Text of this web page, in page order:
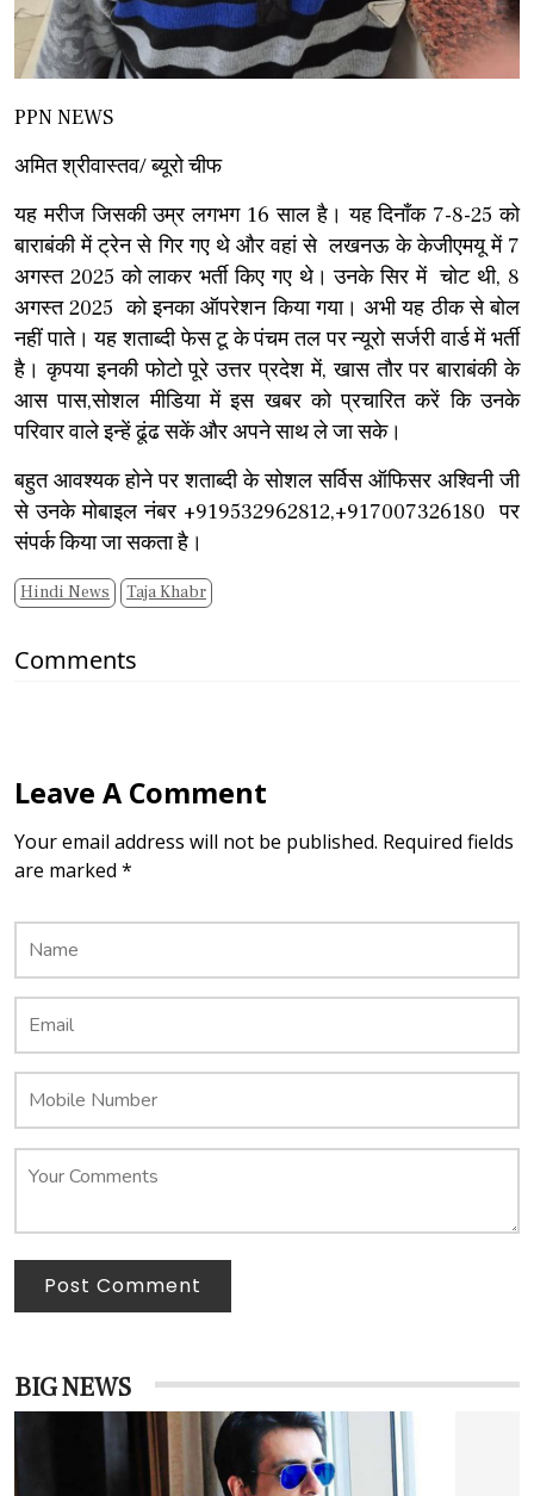
PPN NEWS
अमित श्रीवास्तव/ ब्यूरो चीफ
यह मरीज जिसकी उम्र लगभग 16 साल है। यह दिनाँक 7-8-25 को
बाराबंकी में ट्रेन से गिर गए थे और वहां से लखनऊ के केजीएमयू में 7
अगस्त 2025 को लाकर भर्ती किए गए थे। उनके सिर में चोट थी, 8
अगस्त 2025 को इनका ऑपरेशन किया गया। अभी यह ठीक से बोल
नहीं पाते। यह शताब्दी फेस टू के पंचम तल पर न्यूरो सर्जरी वार्ड में भर्ती
है। कृपया इनकी फोटो पूरे उत्तर प्रदेश में, खास तौर पर बाराबंकी के
आस पास,सोशल मीडिया में इस खबर को प्रचारित करें कि उनके
परिवार वाले इन्हें ढूंढ सकें और अपने साथ ले जा सके।
बहुत आवश्यक होने पर शताब्दी के सोशल सर्विस ऑफिसर अश्विनी जी
से उनके मोबाइल नंबर +919532962812,+917007326180 पर
संपर्क किया जा सकता है।
Hindi News Taja Khabr
Comments
Leave A Comment
Your email address will not be published. Required fields
are marked *
Post Comment
BIG NEWS